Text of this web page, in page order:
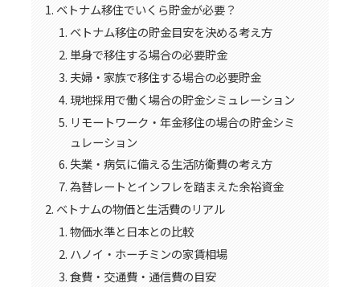
ベトナム移住でいくら貯金が必要？
ベトナム移住の貯金目安を決める考え方
単身で移住する場合の必要貯金
夫婦・家族で移住する場合の必要貯金
現地採用で働く場合の貯金シミュレーション
リモートワーク・年金移住の場合の貯金シミ
ュレーション
失業・病気に備える生活防衛費の考え方
為替レートとインフレを踏まえた余裕資金
ベトナムの物価と生活費のリアル
物価水準と日本との比較
ハノイ・ホーチミンの家賃相場
食費・交通費・通信費の目安